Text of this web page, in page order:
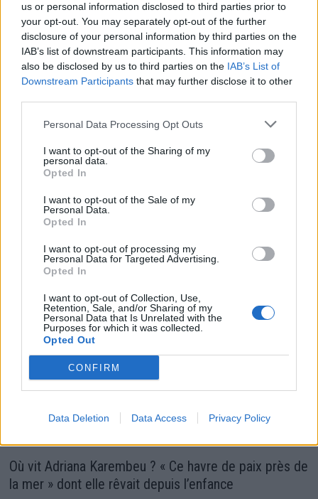
us or personal information disclosed to third parties prior to
your opt-out. You may separately opt-out of the further
disclosure of your personal information by third parties on the
IAB’s list of downstream participants. This information may
also be disclosed by us to third parties on the IAB’s List of
Downstream Participants that may further disclose it to other
Personal Data Processing Opt Outs
I want to opt-out of the Sharing of my
personal data.
Opted In
I want to opt-out of the Sale of my
Personal Data.
Opted In
I want to opt-out of processing my
Personal Data for Targeted Advertising.
Opted In
I want to opt-out of Collection, Use,
Retention, Sale, and/or Sharing of my
Personal Data that Is Unrelated with the
Purposes for which it was collected.
Opted Out
CONFIRM
Data Deletion Data Access Privacy Policy
Kylian Mbappé profondément dépressif ? Ces
images qui parlent d’elles-mêmes
Où vit Adriana Karembeu ? « Ce havre de paix près de
la mer » dont elle rêvait depuis l’enfance